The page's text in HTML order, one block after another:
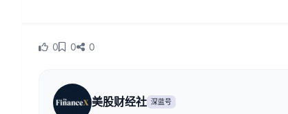
0 0 0
美股财经社 深蓝号